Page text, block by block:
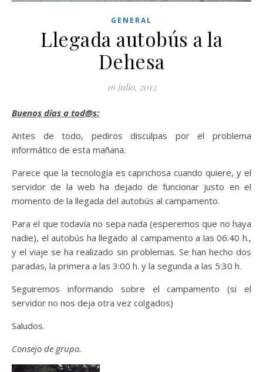
GENERAL
Llegada autobús a la
Dehesa
16 julio, 2013
Buenos días a tod@s:
Antes de todo, pediros disculpas por el problema
informático de esta mañana.
Parece que la tecnología es caprichosa cuando quiere, y el
servidor de la web ha dejado de funcionar justo en el
momento de la llegada del autobús al campamento.
Para el que todavía no sepa nada (esperemos que no haya
nadie), el autobús ha llegado al campamento a las 06:40 h.,
y el viaje se ha realizado sin problemas. Se han hecho dos
paradas, la primera a las 3:00 h. y la segunda a las 5:30 h.
Seguiremos informando sobre el campamento (si el
servidor no nos deja otra vez colgados)
Saludos.
Consejo de grupo.